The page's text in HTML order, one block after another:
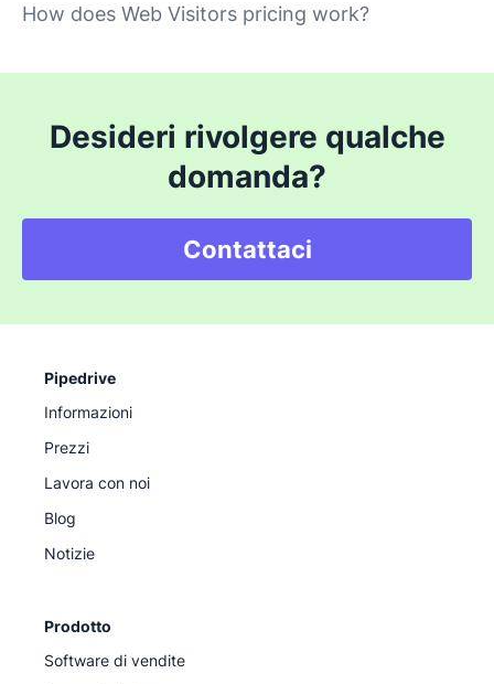
How does Web Visitors pricing work?
Desideri rivolgere qualche
domanda?
Contattaci
Pipedrive
Informazioni
Prezzi
Lavora con noi
Blog
Notizie
Prodotto
Software di vendite